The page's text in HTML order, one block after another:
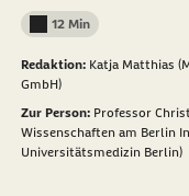
Lesedauer weniger als
12 Min
Redaktion: Katja Matthias
GmbH)
Zur Person: Professor
Wissenschaften am Berlin
Universitätsmedizin Berlin)